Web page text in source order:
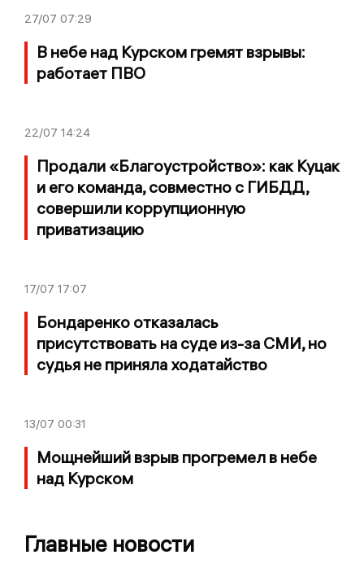
27/07 07:29
В небе над Курском гремят взрывы:
работает ПВО
22/07 14:24
Продали «Благоустройство»: как Куцак
и его команда, совместно с ГИБДД,
совершили коррупционную
приватизацию
17/07 17:07
Бондаренко отказалась
присутствовать на суде из-за СМИ, но
судья не приняла ходатайство
13/07 00:31
Мощнейший взрыв прогремел в небе
над Курском
Главные новости